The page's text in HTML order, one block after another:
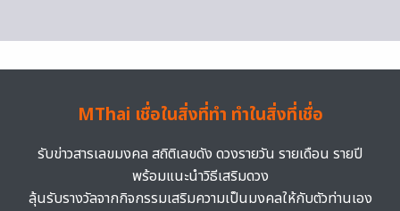
MThai เชื่อในสิ่งที่ทำ ทำในสิ่งที่เชื่อ
รับข่าวสารเลขมงคล สถิติเลขดัง ดวงรายวัน รายเดือน รายปี
พร้อมแนะนำวิธีเสริมดวง
ลุ้นรับรางวัลจากกิจกรรมเสริมความเป็นมงคลให้กับตัวท่านเอง